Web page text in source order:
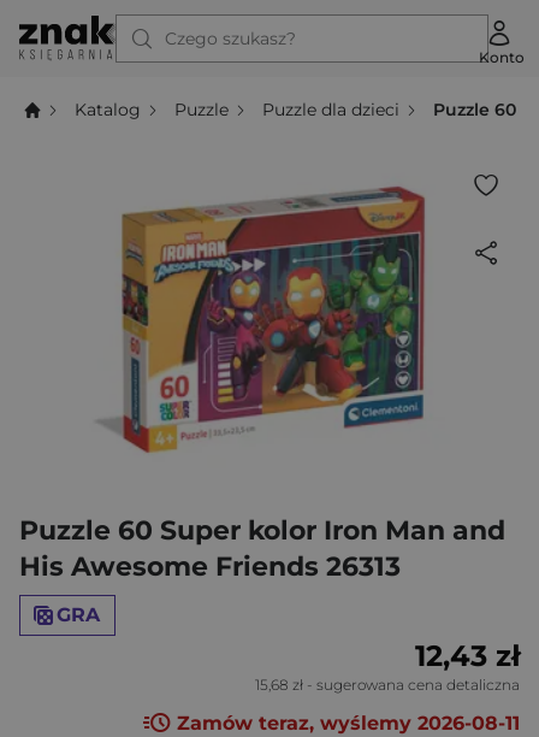
Czego szukasz?
Konto
Katalog Puzzle Puzzle dla dzieci Puzzle 60
Puzzle 60 Super kolor Iron Man and
His Awesome Friends 26313
GRA
12,43 zł
15,68 zł - sugerowana cena detaliczna
Zamów teraz, wyślemy 2026-08-11